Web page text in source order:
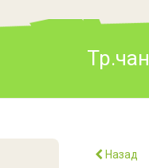
Назад